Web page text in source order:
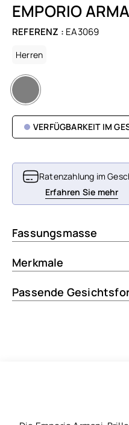
EMPORIO
REFERENZ : EA3069
Herren
VERFÜGBARKEIT IM
Ratenzahlung im
Erfahren Sie mehr
Fassungsmasse
Merkmale
Passende